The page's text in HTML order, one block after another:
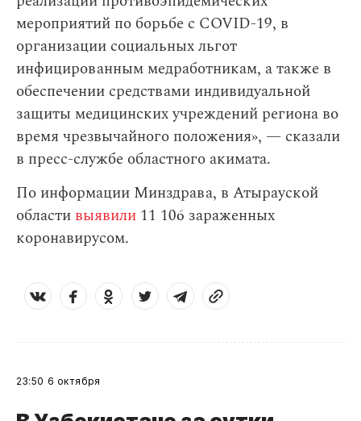
мероприятий по борьбе с COVID-19, в
организации социальных льгот
инфицированным медработникам, а также в
обеспечении средствами индивидуальной
защиты медицинских учреждений региона во
время чрезвычайного положения», — сказали
в пресс-службе областного акимата.
По информации Минздрава, в Атырауской
области выявили 11 106 зараженных
коронавирусом.
23:50 6 октября